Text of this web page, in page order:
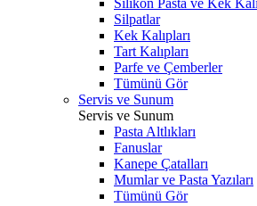
Silikon Pasta ve Kek
Silpatlar
Kek Kalıpları
Tart Kalıpları
Parfe ve Çemberler
Tümünü Gör
Servis ve Sunum
Servis ve Sunum
Pasta Altlıkları
Fanuslar
Kanepe Çatalları
Mumlar ve Pasta Yazıları
Tümünü Gör